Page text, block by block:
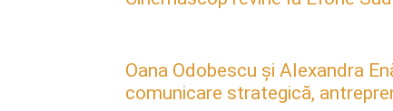
Oana Odobescu și Alexandra
comunicare strategică,